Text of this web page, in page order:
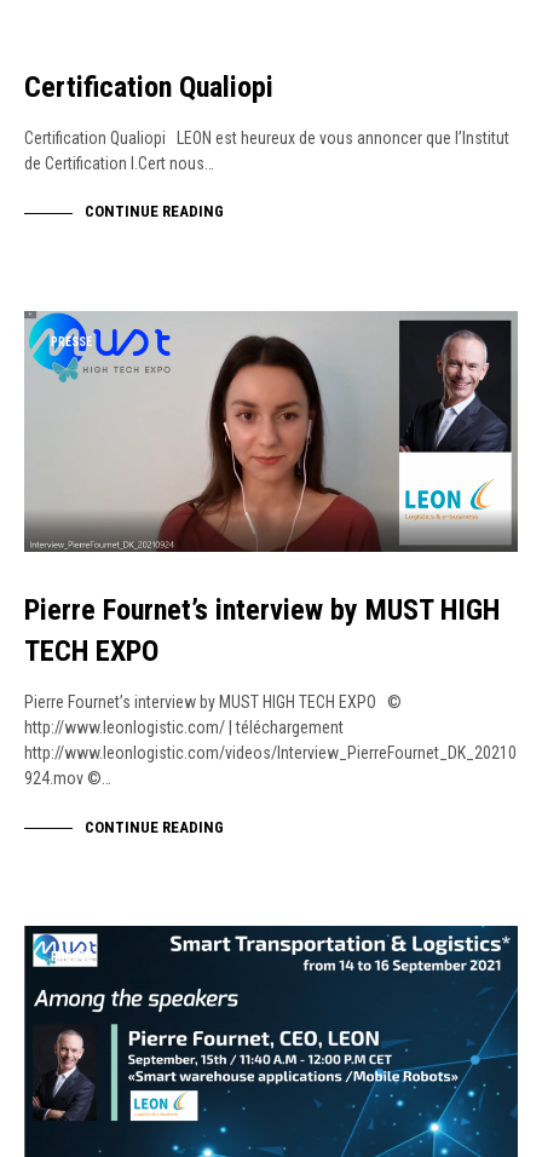
Certification Qualiopi
Certification Qualiopi LEON est heureux de vous annoncer que l’Institut
de Certification I.Cert nous…
CONTINUE READING
PRESSE
Pierre Fournet’s interview by MUST HIGH
TECH EXPO
Pierre Fournet’s interview by MUST HIGH TECH EXPO ©
http://www.leonlogistic.com/ | téléchargement
http://www.leonlogistic.com/videos/Interview_PierreFournet_DK_20210
924.mov ©…
CONTINUE READING
PRESSE